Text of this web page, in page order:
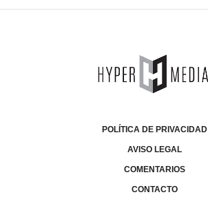
POLÍTICA DE PRIVACIDAD
AVISO LEGAL
COMENTARIOS
CONTACTO